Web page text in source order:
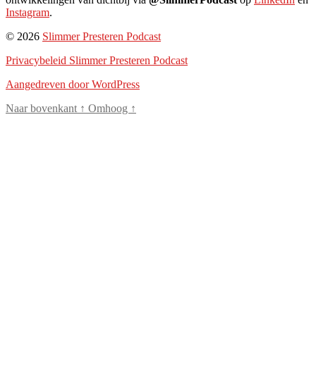
Instagram.
© 2026 Slimmer Presteren Podcast
Privacybeleid Slimmer Presteren Podcast
Aangedreven door WordPress
Naar bovenkant ↑ Omhoog ↑